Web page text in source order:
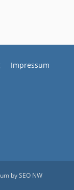
Impressum
bySEO NW